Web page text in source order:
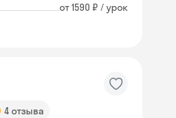
от 1590 ₽ / урок
4 отзыва